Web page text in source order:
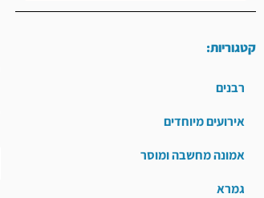
קטגוריות:
רבנים
אירועים מיוחדים
אמונה מחשבה ומוסר
גמרא